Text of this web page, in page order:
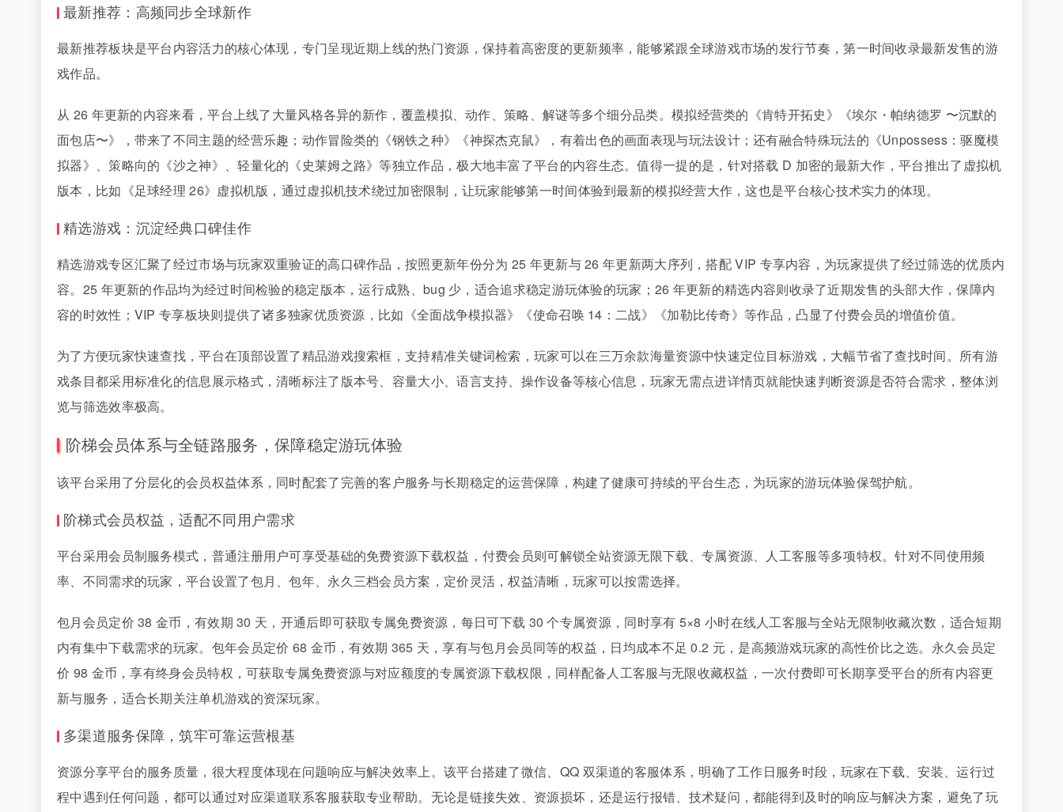
最新推荐：高频同步全球新作
最新推荐板块是平台内容活力的核心体现，专门呈现近期上线的热门资源，保持着高密度的更新频率，能够紧跟全球游戏市场的发行节奏，第一时间收录最新发售的游
戏作品。
从 26 年更新的内容来看，平台上线了大量风格各异的新作，覆盖模拟、动作、策略、解谜等多个细分品类。模拟经营类的《肯特开拓史》《埃尔・帕纳德罗 〜沉默的
面包店〜》，带来了不同主题的经营乐趣；动作冒险类的《钢铁之种》《神探杰克鼠》，有着出色的画面表现与玩法设计；还有融合特殊玩法的《Unpossess：驱魔模
拟器》、策略向的《沙之神》、轻量化的《史莱姆之路》等独立作品，极大地丰富了平台的内容生态。值得一提的是，针对搭载 D 加密的最新大作，平台推出了虚拟机
版本，比如《足球经理 26》虚拟机版，通过虚拟机技术绕过加密限制，让玩家能够第一时间体验到最新的模拟经营大作，这也是平台核心技术实力的体现。
精选游戏：沉淀经典口碑佳作
精选游戏专区汇聚了经过市场与玩家双重验证的高口碑作品，按照更新年份分为 25 年更新与 26 年更新两大序列，搭配 VIP 专享内容，为玩家提供了经过筛选的优质内
容。25 年更新的作品均为经过时间检验的稳定版本，运行成熟、bug 少，适合追求稳定游玩体验的玩家；26 年更新的精选内容则收录了近期发售的头部大作，保障内
容的时效性；VIP 专享板块则提供了诸多独家优质资源，比如《全面战争模拟器》《使命召唤 14：二战》《加勒比传奇》等作品，凸显了付费会员的增值价值。
为了方便玩家快速查找，平台在顶部设置了精品游戏搜索框，支持精准关键词检索，玩家可以在三万余款海量资源中快速定位目标游戏，大幅节省了查找时间。所有游
戏条目都采用标准化的信息展示格式，清晰标注了版本号、容量大小、语言支持、操作设备等核心信息，玩家无需点进详情页就能快速判断资源是否符合需求，整体浏
览与筛选效率极高。
阶梯会员体系与全链路服务，保障稳定游玩体验
该平台采用了分层化的会员权益体系，同时配套了完善的客户服务与长期稳定的运营保障，构建了健康可持续的平台生态，为玩家的游玩体验保驾护航。
阶梯式会员权益，适配不同用户需求
平台采用会员制服务模式，普通注册用户可享受基础的免费资源下载权益，付费会员则可解锁全站资源无限下载、专属资源、人工客服等多项特权。针对不同使用频
率、不同需求的玩家，平台设置了包月、包年、永久三档会员方案，定价灵活，权益清晰，玩家可以按需选择。
包月会员定价 38 金币，有效期 30 天，开通后即可获取专属免费资源，每日可下载 30 个专属资源，同时享有 5×8 小时在线人工客服与全站无限制收藏次数，适合短期
内有集中下载需求的玩家。包年会员定价 68 金币，有效期 365 天，享有与包月会员同等的权益，日均成本不足 0.2 元，是高频游戏玩家的高性价比之选。永久会员定
价 98 金币，享有终身会员特权，可获取专属免费资源与对应额度的专属资源下载权限，同样配备人工客服与无限收藏权益，一次付费即可长期享受平台的所有内容更
新与服务，适合长期关注单机游戏的资深玩家。
多渠道服务保障，筑牢可靠运营根基
资源分享平台的服务质量，很大程度体现在问题响应与解决效率上。该平台搭建了微信、QQ 双渠道的客服体系，明确了工作日服务时段，玩家在下载、安装、运行过
程中遇到任何问题，都可以通过对应渠道联系客服获取专业帮助。无论是链接失效、资源损坏，还是运行报错、技术疑问，都能得到及时的响应与解决方案，避免了玩